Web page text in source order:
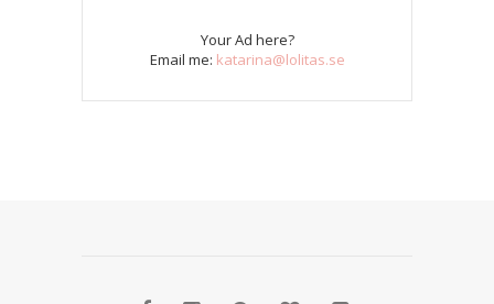
Your Ad here?
Email me: katarina@lolitas.se